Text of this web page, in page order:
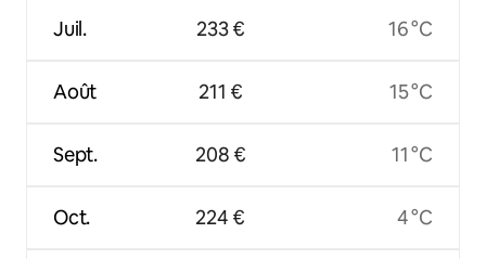
Juil.
Août
Sept.
Oct.
233 €
211 €
208 €
224 €
16 °C
15 °C
11 °C
4 °C